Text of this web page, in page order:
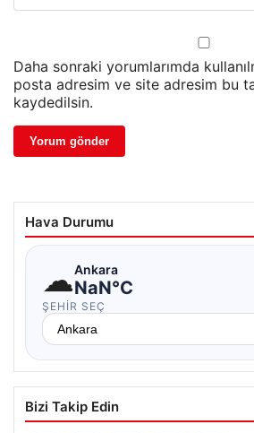
Daha sonraki yorumlarımda
posta adresim ve site adresim bu
kaydedilsin.
Hava Durumu
☁Ankara
NaN°C
ŞEHIR SEÇ
Bizi Takip Edin